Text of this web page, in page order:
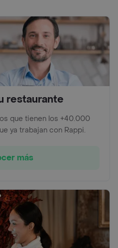
restaurante
que tienen los +40.000
ya trabajan con Rappi.
más